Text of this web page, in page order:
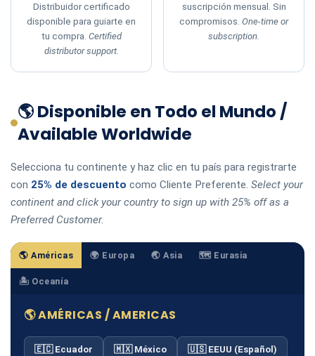
Distribuidor certificado
disponible para guiarte en
tu compra. Certified
distributor support.
suscripción mensual. Sin
compromisos. One-time or
subscription.
🌎 Disponible en Todo el Mundo /
Available Worldwide
Selecciona tu continente y haz clic en tu país para registrarte
con 25% de descuento como Cliente Preferente. Select your
continent and click your country to sign up with 25% off as a
Preferred Customer.
🌎 Américas 🌍 Europa 🌏 Asia 🗺️ Eurasia
🏝️ Oceanía
🌎 AMÉRICAS / AMERICAS
🇪🇨 Ecuador 🇲🇽 México 🇺🇸 EEUU (Español)